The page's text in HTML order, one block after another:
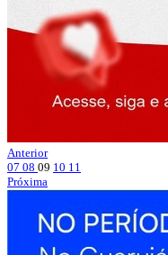
Anterior
07 08 09 10 11
Próxima